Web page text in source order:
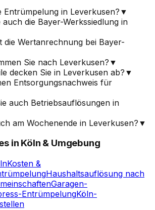
Entrümpelung in Leverkusen? ▼
die Bayer-Werkssiedlung in
die Wertanrechnung bei Bayer-
Sie nach Leverkusen? ▼
decken Sie in Leverkusen ab? ▼
Entsorgungsnachweis für
auch Betriebsauflösungen in
am Wochenende in Leverkusen? ▼
in Köln & Umgebung
Kosten &
Haushaltsauflösung nach
Garagen-
EntrümpelungKöln-